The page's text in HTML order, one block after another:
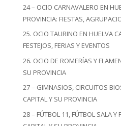
24 – OCIO CARNAVALERO EN
PROVINCIA: FIESTAS,
25. OCIO TAURINO EN HUELVA
FESTEJOS, FERIAS Y EVENTOS
26. OCIO DE ROMERÍAS Y
SU PROVINCIA
27 – GIMNASIOS, CIRCUITOS
CAPITAL Y SU PROVINCIA
28 – FÚTBOL 11, FÚTBOL SALA Y